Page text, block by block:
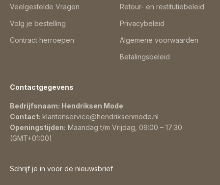
Veelgestelde Vragen
Volg je bestelling
Contract herroepen
Retour- en restitutiebeleid
Privacybeleid
Algemene voorwaarden
Betalingsbeleid
Contactgegevens
Bedrijfsnaam: Hendriksen Mode
Contact: klantenservice@hendriksenmode.nl
Openingstijden: Maandag t/m Vrijdag, 09:00 – 17:30
(GMT+01:00)
Schrijf je in voor de nieuwsbrief